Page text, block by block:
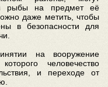
рыбы на предмет её
даже метить, чтобы
в безопасности для
на вооружение
человечество
и переходе от